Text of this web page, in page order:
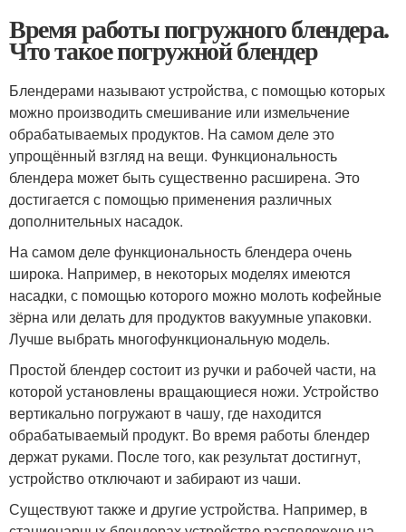
Время работы погружного блендера.
Что такое погружной блендер
Блендерами называют устройства, с помощью которых
можно производить смешивание или измельчение
обрабатываемых продуктов. На самом деле это
упрощённый взгляд на вещи. Функциональность
блендера может быть существенно расширена. Это
достигается с помощью применения различных
дополнительных насадок.
На самом деле функциональность блендера очень
широка. Например, в некоторых моделях имеются
насадки, с помощью которого можно молоть кофейные
зёрна или делать для продуктов вакуумные упаковки.
Лучше выбрать многофункциональную модель.
Простой блендер состоит из ручки и рабочей части, на
которой установлены вращающиеся ножи. Устройство
вертикально погружают в чашу, где находится
обрабатываемый продукт. Во время работы блендер
держат руками. После того, как результат достигнут,
устройство отключают и забирают из чаши.
Существуют также и другие устройства. Например, в